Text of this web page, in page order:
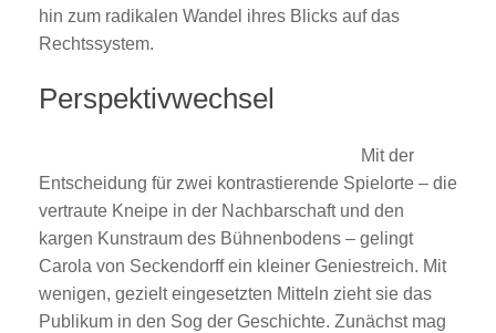
hin zum radikalen Wandel ihres Blicks auf das
Rechtssystem.
Perspektivwechsel
Mit der
Entscheidung für zwei kontrastierende Spielorte – die
vertraute Kneipe in der Nachbarschaft und den
kargen Kunstraum des Bühnenbodens – gelingt
Carola von Seckendorff ein kleiner Geniestreich. Mit
wenigen, gezielt eingesetzten Mitteln zieht sie das
Publikum in den Sog der Geschichte. Zunächst mag